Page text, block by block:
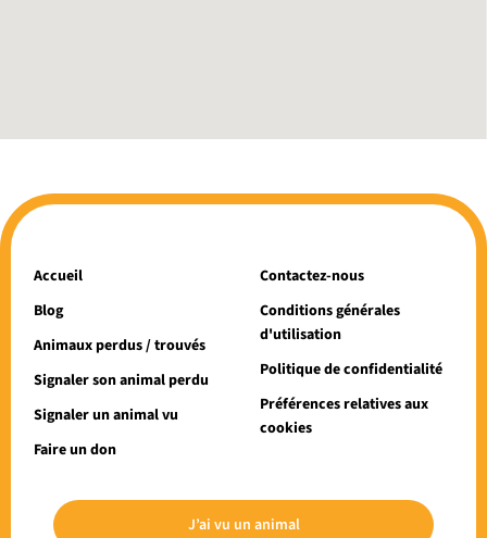
Accueil
Blog
Animaux perdus / trouvés
Signaler son animal perdu
Signaler un animal vu
Faire un don
Contactez-nous
Conditions générales
d'utilisation
Politique de confidentialité
Préférences relatives aux
cookies
J’ai vu un animal